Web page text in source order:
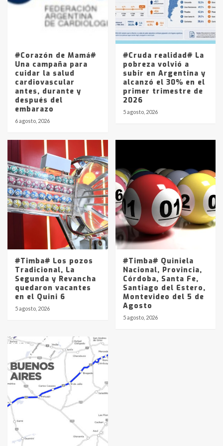
Los precios de los combustibles en
La Pampa, desde YPF hasta Axion
entre 857 a 1338 pesos
#Corazón de Mamá#
Una campaña para
cuidar la salud
cardiovascular
antes, durante y
después del
embarazo
6 agosto, 2026
#Cruda realidad# La
pobreza volvió a
subir en Argentina y
alcanzó el 30% en el
primer trimestre de
2026
5 agosto, 2026
#Timba# Los pozos
Tradicional, La
Segunda y Revancha
quedaron vacantes
en el Quini 6
5 agosto, 2026
#Timba# Quiniela
Nacional, Provincia,
Córdoba, Santa Fe,
Santiago del Estero,
Montevideo del 5 de
Agosto
5 agosto, 2026